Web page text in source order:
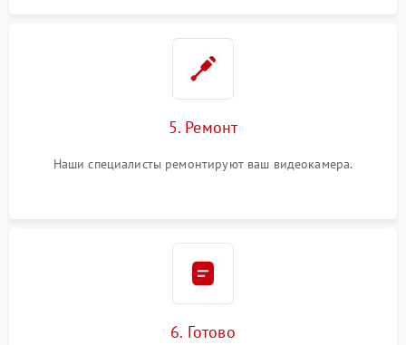
5. Ремонт
Наши специалисты ремонтируют ваш видеокамера.
6. Готово